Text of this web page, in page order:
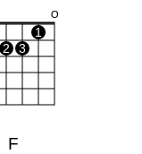
O
1
2
3
F